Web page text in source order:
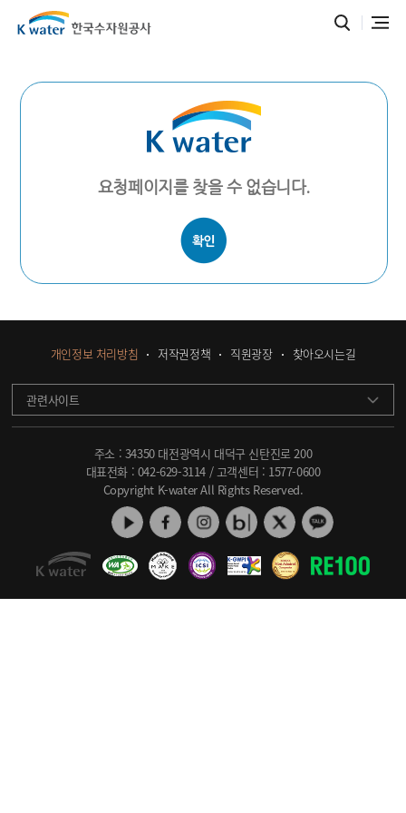
요청페이지를 찾을 수 없습니다.
개인정보 처리방침 저작권정책 직원광장 찾아오시는길
관련사이트
주소 : 34350 대전광역시 대덕구 신탄진로 200
대표전화 : 042-629-3114 / 고객센터 : 1577-0600
Copyright K-water All Rights Reserved.